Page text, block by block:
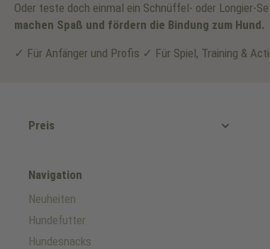
Oder teste doch einmal ein Schnüffel- oder Longier-
machen Spaß und fördern die Bindung zum Hund.
✓ Für Anfänger und Profis ✓ Für Spiel, Training &
Preis
Navigation
Neuheiten
Hundefutter
Hundesnacks